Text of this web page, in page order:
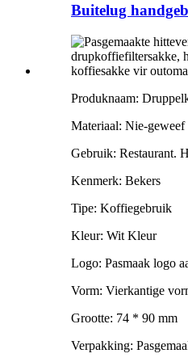
Buitelug
Produknaam:
Materiaal: Nie-geweef
Gebruik: Restaurant.
Kenmerk: Bekers
Tipe: Koffiegebruik
Kleur: Wit Kleur
Logo: Pasmaak logo
Vorm: Vierkantige
Grootte: 74 * 90 mm
Verpakking: